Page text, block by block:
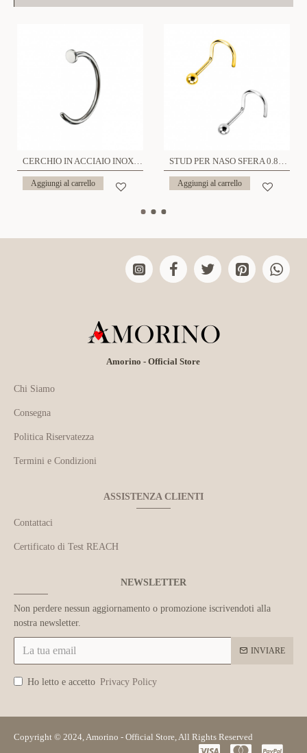
CERCHIO IN ACCIAIO INOX SPESSORE 0.8MM - 6621124079686/79693/83249
Aggiungi al carrello
STUD PER NASO SFERA 0.8MM - 6621124079891/79907/83331
Aggiungi al carrello
Amorino - Official Store
Chi Siamo
Consegna
Politica Riservatezza
Termini e Condizioni
ASSISTENZA CLIENTI
Contattaci
Certificato di Test REACH
NEWSLETTER
Non perdere nessun aggiornamento o promozione iscrivendoti alla
nostra newsletter.
INVIARE
Ho letto e accetto Privacy Policy
Copyright © 2024, Amorino - Official Store, All Rights Reserved